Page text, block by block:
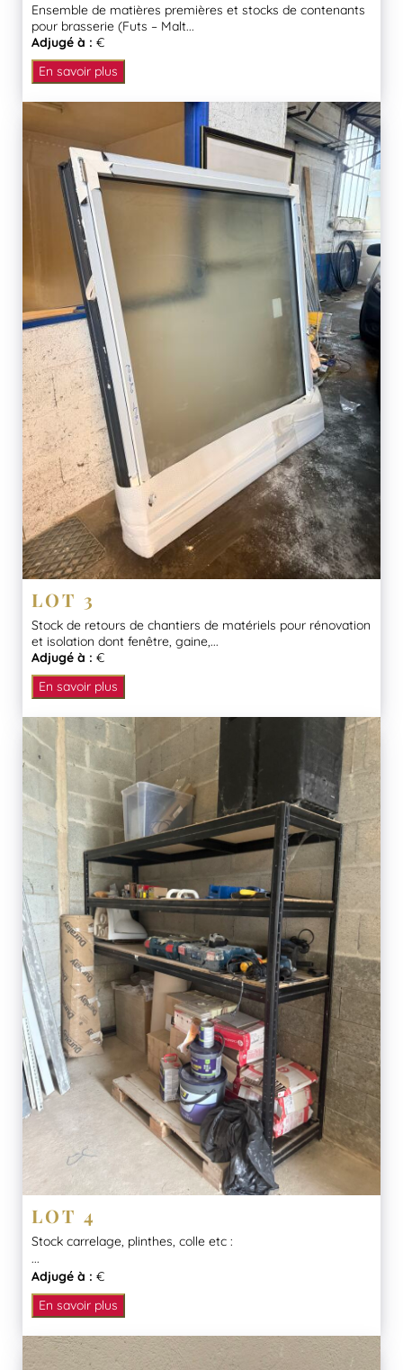
Ensemble de matières premières et stocks de contenants
pour brasserie (Futs – Malt...
Adjugé à : €
En savoir plus
LOT 3
Stock de retours de chantiers de matériels pour rénovation
et isolation dont fenêtre, gaine,...
Adjugé à : €
En savoir plus
LOT 4
Stock carrelage, plinthes, colle etc :
...
Adjugé à : €
En savoir plus